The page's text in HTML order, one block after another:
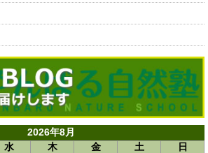
2026年8月
水 木 金 土
日